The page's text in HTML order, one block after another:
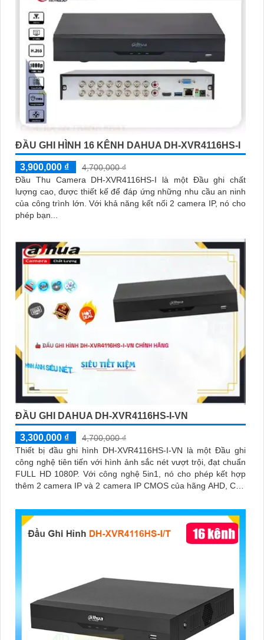
ĐẦU GHI HÌNH 16 KÊNH DAHUA DH-XVR4116HS-I
3,900,000 ₫
4,700,000 ₫
Đầu Thu Camera DH-XVR4116HS-I là một Đầu ghi chất
lượng cao, được thiết kế để đáp ứng những nhu cầu an ninh
của công trình lớn. Với khả năng kết nối 2 camera IP, nó cho
phép bạn...
ĐẦU GHI DAHUA DH-XVR4116HS-I-VN
3,300,000 ₫
4,700,000 ₫
Thiết bị đầu ghi hình DH-XVR4116HS-I-VN là một Đầu ghi
công nghệ tiên tiến với hình ảnh sắc nét vượt trội, đạt chuẩn
FULL HD 1080P. Với công nghệ 5in1, nó cho phép kết hợp
thêm 2 camera IP và 2 camera IP CMOS của hãng AHD, CVI,